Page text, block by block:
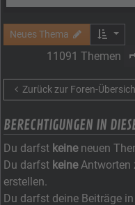
Neues Thema
11091 Themen
Zurück zur Foren-
BERECHTIGUNGEN IN
Du darfst keineneuen
Du darfst keineAntworten
erstellen.
Du darfst deine Beiträge